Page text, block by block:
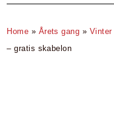
Home » Årets gang » Vinter
– gratis skabelon